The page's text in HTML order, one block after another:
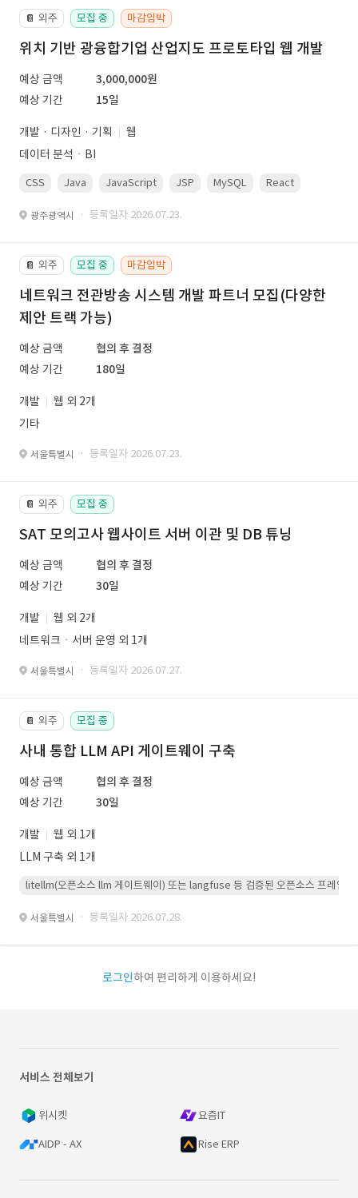
📔 외주 모집 중 마감임박
위치 기반 광융합기업 산업지도 프로토타입 웹 개발
예상 금액
3,000,000원
예상 기간
15일
개발 · 디자인 · 기획
웹
데이터 분석ㆍBI
CSS Java JavaScript JSP MySQL React
광주광역시 · 등록일자 2026.07.23.
📔 외주 모집 중 마감임박
네트워크 전관방송 시스템 개발 파트너 모집(다양한
제안 트랙 가능)
예상 금액
협의 후 결정
예상 기간
180일
개발
웹 외 2개
기타
서울특별시 · 등록일자 2026.07.23.
📔 외주 모집 중
SAT 모의고사 웹사이트 서버 이관 및 DB 튜닝
예상 금액
협의 후 결정
예상 기간
30일
개발
웹 외 2개
네트워크ㆍ서버 운영 외 1개
서울특별시 · 등록일자 2026.07.27.
📔 외주 모집 중
사내 통합 LLM API 게이트웨이 구축
예상 금액
협의 후 결정
예상 기간
30일
개발
웹 외 1개
LLM 구축 외 1개
litellm(오픈소스 llm 게이트웨이) 또는 langfuse 등 검증된 오픈소스 프레임워
서울특별시 · 등록일자 2026.07.28.
로그인하여 편리하게 이용하세요!
서비스 전체보기
위시켓 요즘IT
AIDP - AX Rise ERP